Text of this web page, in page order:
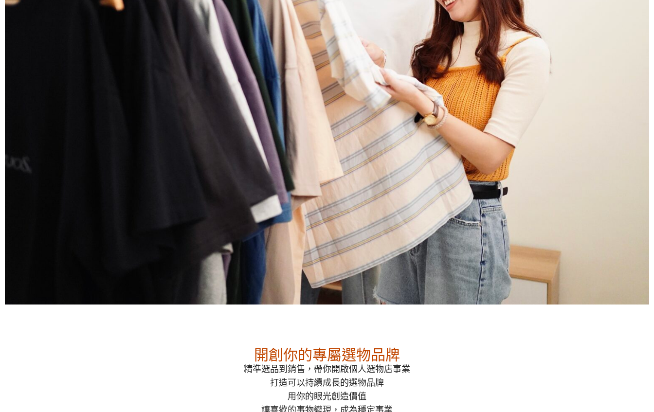
開創你的專屬選物品牌
精準選品到銷售，帶你開啟個人選物店事業
打造可以持續成長的選物品牌
用你的眼光創造價值
讓喜歡的事物變現，成為穩定事業